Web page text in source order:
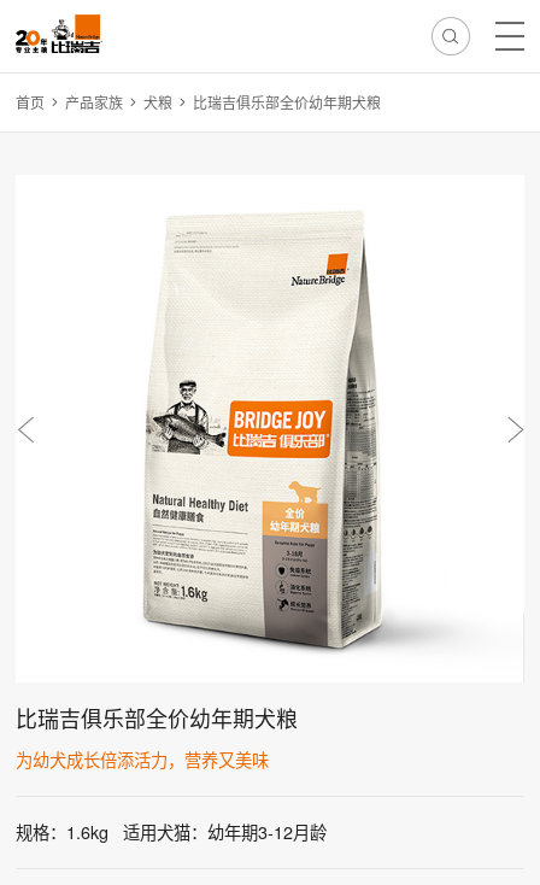
热门搜索: 无谷 冻干 离乳 免疫 减肥 毛球 骨骼
首页 产品家族 犬粮 比瑞吉俱乐部全价幼年期犬粮
比瑞吉俱乐部全价幼年期犬粮
为幼犬成长倍添活力，营养又美味
规格：1.6kg 适用犬猫：幼年期3-12月龄